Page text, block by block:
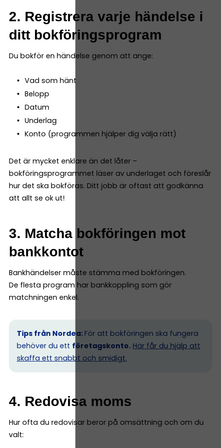
2. Registrera varje händelse i
ditt bokföringsprogram
Du bokför en händelse genom att ange:
Vad som hänt
Belopp
Datum
Underlag
Konto (programmen hjälper dig välja rätt)
Det är mycket enklare än det låter –
bokföringsprogrammet läser av underlaget och föreslår
hur det ska bokföras. Ditt jobb är oftast att godkänna
att allt se ok ut!
3. Matcha bokföringen mot
bankkontot
Bankhändelser måste stämma med bokföringen.
De flesta program har bankkoppling som gör
matchningen enkel.
Tips från Nordea: För att bokföringen ska fungera
behöver du ett företagskonto. Här får du hjälp att
skaffa ett snabbt och smidigt.
4. Redovisa moms
Hur ofta du redovisar beror på omsättning och om du
valt: